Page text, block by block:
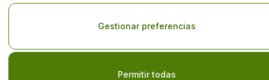
privacidad
Permitir todas
Gestionar preferencias